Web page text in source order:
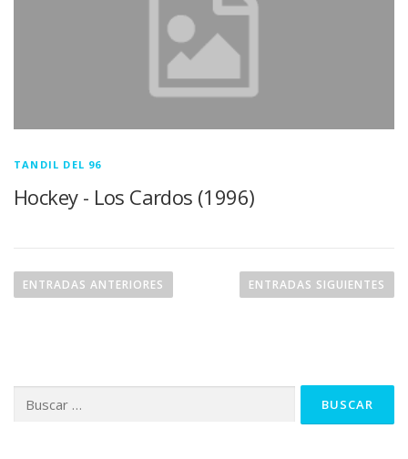
TANDIL DEL 96
Hockey - Los Cardos (1996)
ENTRADAS ANTERIORES ENTRADAS SIGUIENTES